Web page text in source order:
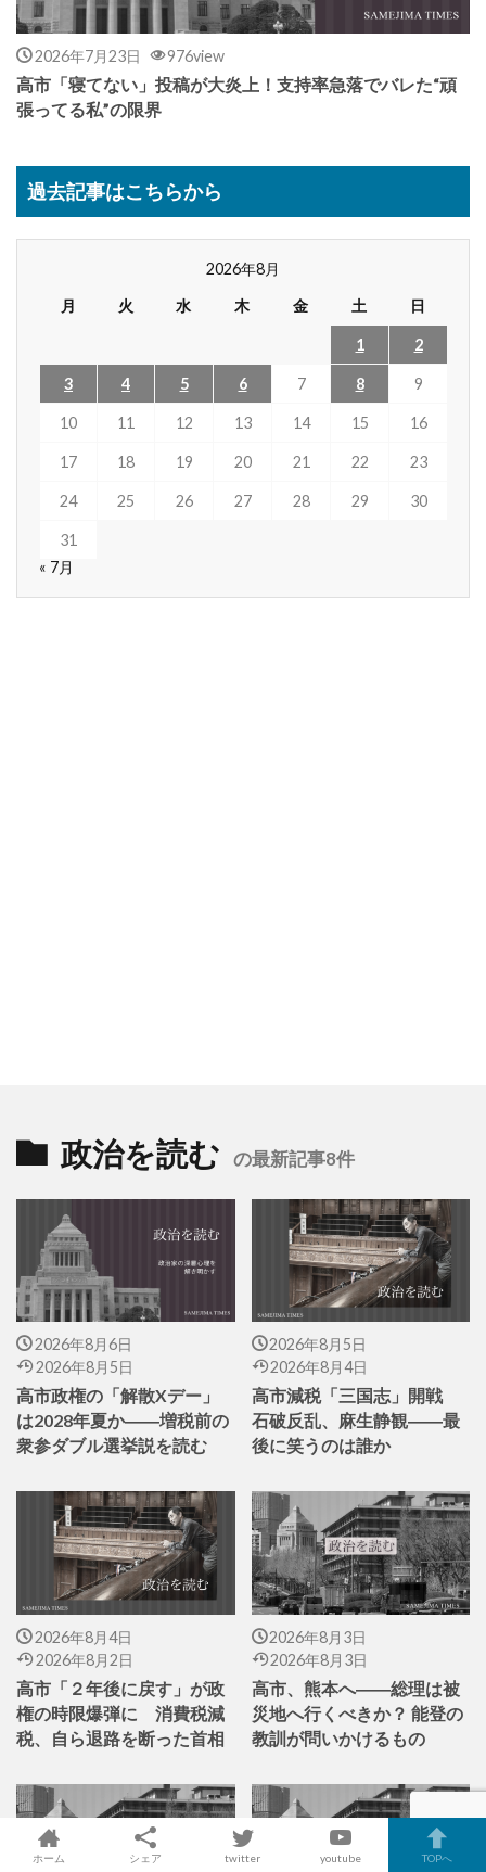
2026年7月23日 976view
高市「寝てない」投稿が大炎上！支持率急落でバレた“頑
張ってる私”の限界
過去記事はこちらから
2026年8月
月
火 水 木 金 土 日
1 2
3 4 5 6 7 8 9
10 11 12 13 14 15 16
17 18 19 20 21 22 23
24 25 26 27 28 29 30
31
« 7月
政治を読む の最新記事8件
2026年8月6日
2026年8月5日
高市政権の「解散Xデー」
は2028年夏か――増税前の
衆参ダブル選挙説を読む
2026年8月5日
2026年8月4日
高市減税「三国志」開戦
石破反乱、麻生静観――最
後に笑うのは誰か
2026年8月4日
2026年8月2日
高市「２年後に戻す」が政
権の時限爆弾に 消費税減
税、自ら退路を断った首相
2026年8月3日
2026年8月3日
高市、熊本へ――総理は被
災地へ行くべきか？ 能登の
教訓が問いかけるもの
ホーム シェア twitter youtube TOPへ